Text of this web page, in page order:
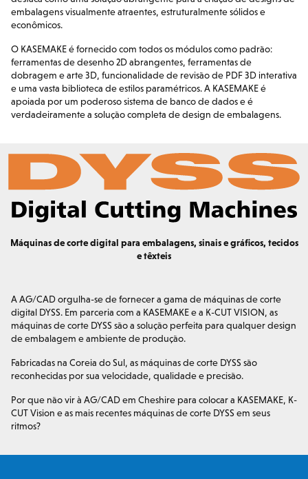
embalagens visualmente atraentes, estruturalmente sólidos e
econômicos.
O KASEMAKE é fornecido com todos os módulos como padrão:
ferramentas de desenho 2D abrangentes, ferramentas de
dobragem e arte 3D, funcionalidade de revisão de PDF 3D interativa
e uma vasta biblioteca de estilos paramétricos. A KASEMAKE é
apoiada por um poderoso sistema de banco de dados e é
verdadeiramente a solução completa de design de embalagens.
Máquinas de corte digital para embalagens, sinais e gráficos, tecidos
e têxteis
A AG/CAD orgulha-se de fornecer a gama de máquinas de corte
digital DYSS. Em parceria com a KASEMAKE e a K-CUT VISION, as
máquinas de corte DYSS são a solução perfeita para qualquer design
de embalagem e ambiente de produção.
Fabricadas na Coreia do Sul, as máquinas de corte DYSS são
reconhecidas por sua velocidade, qualidade e precisão.
Por que não vir à AG/CAD em Cheshire para colocar a KASEMAKE, K-
CUT Vision e as mais recentes máquinas de corte DYSS em seus
ritmos?